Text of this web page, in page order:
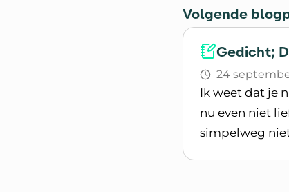
Volgende
Gedicht;
24
Ik weet dat je
nu even niet
simpelweg